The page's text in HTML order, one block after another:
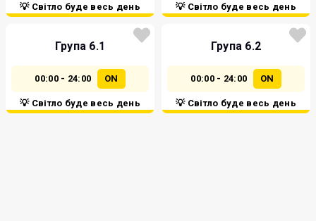
💡 Світло буде весь день 💡 Світло буде весь день
Група 6.1
00:00 - 24:00 ON
💡 Світло буде весь день
Група 6.2
00:00 - 24:00 ON
💡 Світло буде весь день